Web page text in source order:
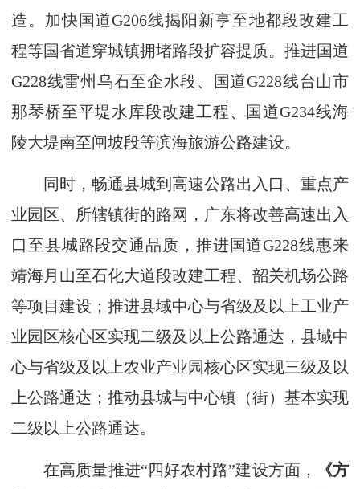
造。加快国道G206线揭阳新亨至地都段改建工
程等国省道穿城镇拥堵路段扩容提质。推进国道
G228线雷州乌石至企水段、国道G228线台山市
那琴桥至平堤水库段改建工程、国道G234线海
陵大堤南至闸坡段等滨海旅游公路建设。
同时，畅通县城到高速公路出入口、重点产
业园区、所辖镇街的路网，广东将改善高速出入
口至县城路段交通品质，推进国道G228线惠来
靖海月山至石化大道段改建工程、韶关机场公路
等项目建设；推进县域中心与省级及以上工业产
业园区核心区实现二级及以上公路通达，县域中
心与省级及以上农业产业园核心区实现三级及以
上公路通达；推动县城与中心镇（街）基本实现
二级以上公路通达。
在高质量推进“四好农村路”建设方面，
《方